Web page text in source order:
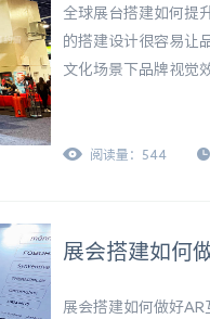
全球展台搭建如何提
的搭建设计很容易让
文化场景下品牌视觉
阅读量：544
展会搭建如何
展会搭建如何做好